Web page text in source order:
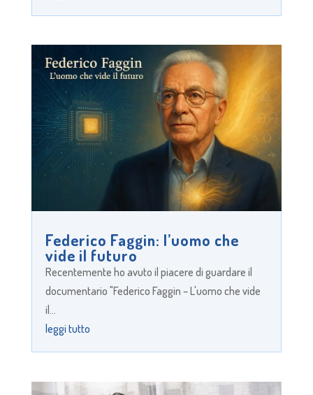
Federico Faggin: l’uomo che
vide il futuro
Recentemente ho avuto il piacere di guardare il
documentario "Federico Faggin – L'uomo che vide
il...
leggi tutto